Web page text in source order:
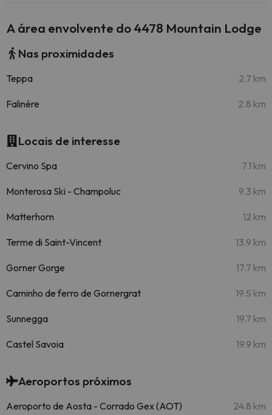
A área envolvente do 4478 Mountain Lodge
Nas proximidades
Teppa 2.7 km
Falinére 2.8 km
Locais de interesse
Cervino Spa 7.1 km
Monterosa Ski - Champoluc 9.3 km
Matterhorn 12 km
Terme di Saint-Vincent 13.9 km
Gorner Gorge 17.7 km
Caminho de ferro de Gornergrat 19.5 km
Sunnegga 19.7 km
Castel Savoia 19.9 km
Aeroportos próximos
Aeroporto de Aosta - Corrado Gex (AOT) 24.8 km